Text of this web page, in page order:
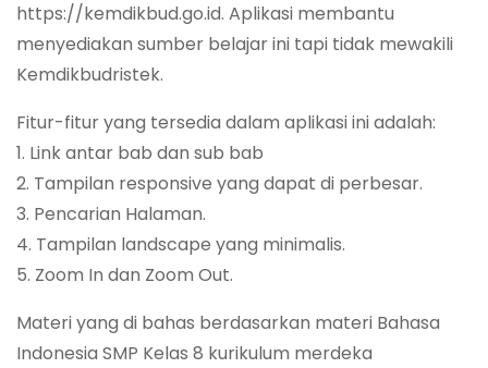
https://kemdikbud.go.id. Aplikasi membantu
menyediakan sumber belajar ini tapi tidak mewakili
Kemdikbudristek.
Fitur-fitur yang tersedia dalam aplikasi ini adalah:
1. Link antar bab dan sub bab
2. Tampilan responsive yang dapat di perbesar.
3. Pencarian Halaman.
4. Tampilan landscape yang minimalis.
5. Zoom In dan Zoom Out.
Materi yang di bahas berdasarkan materi Bahasa
Indonesia SMP Kelas 8 kurikulum merdeka